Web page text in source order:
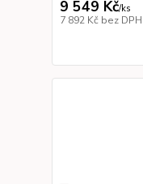
9 549 Kč/ks
7 892 Kč bez DPH